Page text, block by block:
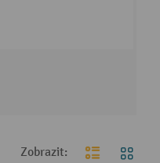
Zobrazit: